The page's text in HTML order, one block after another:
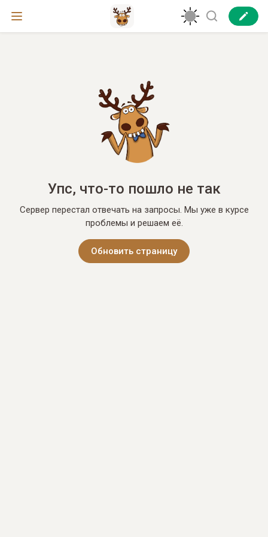
Упс, что-то пошло не так
Сервер перестал отвечать на запросы. Мы уже в курсе
проблемы и решаем её.
Обновить страницу